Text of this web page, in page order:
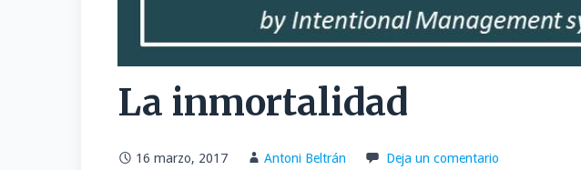
La inmortalidad
16 marzo, 2017 Antoni Beltrán Deja un comentario